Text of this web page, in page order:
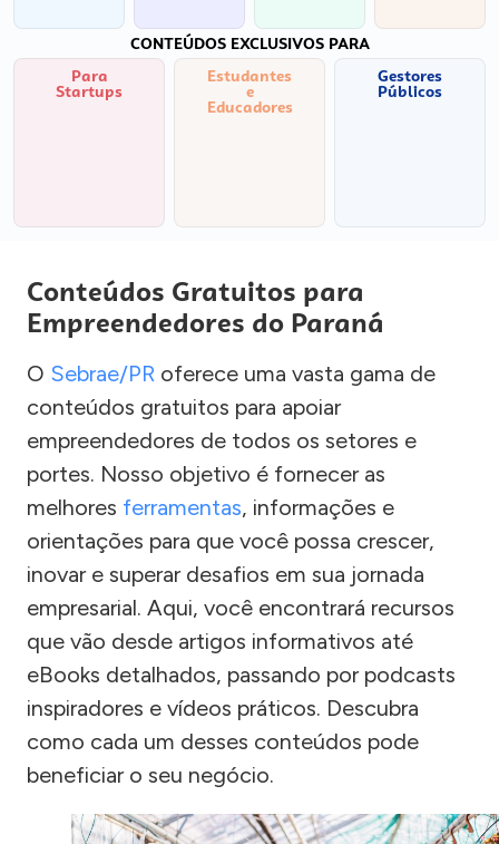
CONTEÚDOS EXCLUSIVOS PARA
Para
Startups
Estudantes
e
Educadores
Gestores
Públicos
Conteúdos Gratuitos para
Empreendedores do Paraná
O Sebrae/PR oferece uma vasta gama de
conteúdos gratuitos para apoiar
empreendedores de todos os setores e
portes. Nosso objetivo é fornecer as
melhores ferramentas, informações e
orientações para que você possa crescer,
inovar e superar desafios em sua jornada
empresarial. Aqui, você encontrará recursos
que vão desde artigos informativos até
eBooks detalhados, passando por podcasts
inspiradores e vídeos práticos. Descubra
como cada um desses conteúdos pode
beneficiar o seu negócio.